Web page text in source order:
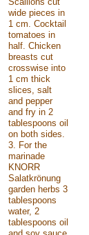
wide pieces in
1 cm. Cocktail
tomatoes in
half. Chicken
breasts cut
crosswise into
1 cm thick
slices, salt
and pepper
and fry in 2
tablespoons oil
on both sides.
3. For the
marinade
KNORR
Salatkrönung
garden herbs 3
tablespoons
water, 2
tablespoons oil